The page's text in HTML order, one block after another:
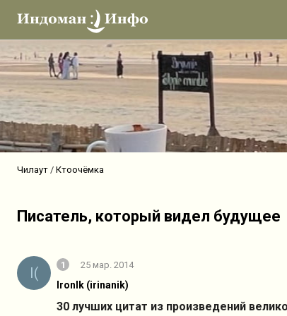
Чилаут Ктоочёмка
Писатель, который видел будущее
I( 1 25 мар. 2014
IronIk (irinanik)
30 лучших цитат из произведений